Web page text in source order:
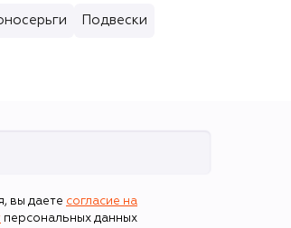
Подвески
вы даете согласие на
персональных данных